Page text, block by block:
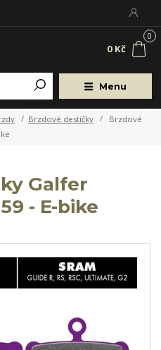
Menu
0
0 Kč
Brzdové destičky
Brzdové
Galfer
- E-bike